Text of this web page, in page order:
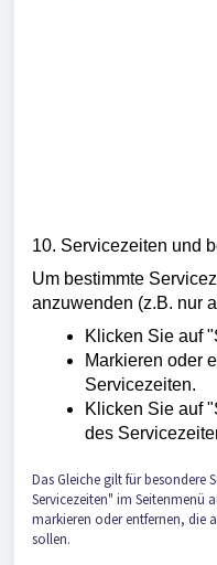
10. Servicezeiten und
Um bestimmte
anzuwenden (z.B. nur
Klicken Sie auf
Markieren oder
Servicezeiten.
Klicken Sie auf
des
Das Gleiche gilt für besondere
Servicezeiten" im Seitenmenü
markieren oder entfernen, die
sollen.